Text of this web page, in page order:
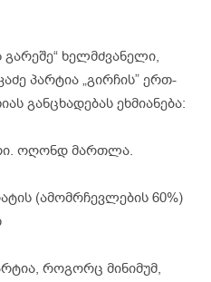
გარეშე“ ხელმძვანელი,
პარტია „გირჩის” ერთ-
განცხადებას ეხმიანება:
ოღონდ მართლა.
(ამომრჩევლების 60%)
როგორც მინიმუმ,